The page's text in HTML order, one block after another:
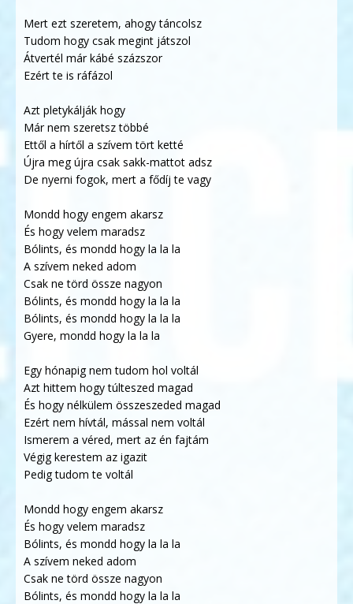
Mert ezt szeretem, ahogy táncolsz
Tudom hogy csak megint játszol
Átvertél már kábé százszor
Ezért te is ráfázol
Azt pletykálják hogy
Már nem szeretsz többé
Ettől a hírtől a szívem tört ketté
Újra meg újra csak sakk-mattot adsz
De nyerni fogok, mert a fődíj te vagy
Mondd hogy engem akarsz
És hogy velem maradsz
Bólints, és mondd hogy la la la
A szívem neked adom
Csak ne törd össze nagyon
Bólints, és mondd hogy la la la
Bólints, és mondd hogy la la la
Gyere, mondd hogy la la la
Egy hónapig nem tudom hol voltál
Azt hittem hogy túlteszed magad
És hogy nélkülem összeszeded magad
Ezért nem hívtál, mással nem voltál
Ismerem a véred, mert az én fajtám
Végig kerestem az igazit
Pedig tudom te voltál
Mondd hogy engem akarsz
És hogy velem maradsz
Bólints, és mondd hogy la la la
A szívem neked adom
Csak ne törd össze nagyon
Bólints, és mondd hogy la la la